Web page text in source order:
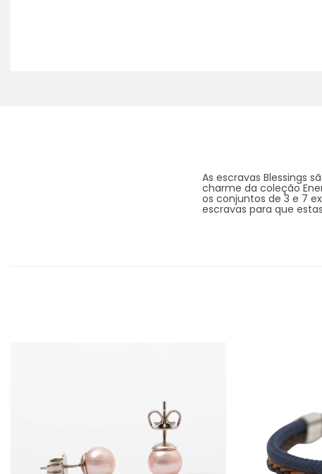
As escravas Blessings
charme da coleção
os conjuntos de 3 e 7
escravas para que